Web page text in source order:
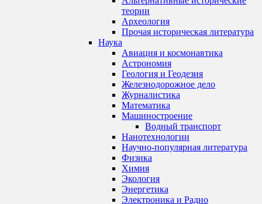
теории
Археология
Прочая историческая литература
Наука
Авиация и космонавтика
Астрономия
Геология и Геодезия
Железнодорожное дело
Журналистика
Математика
Машиностроение
Водный транспорт
Нанотехнологии
Научно-популярная литература
Физика
Химия
Экология
Энергетика
Электроника и Радио